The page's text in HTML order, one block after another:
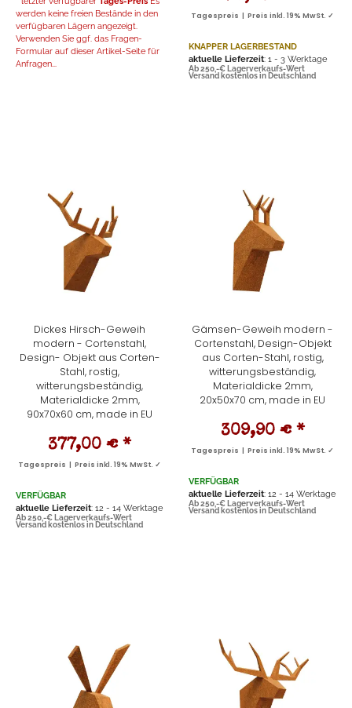
werden keine freien Bestände in den
verfügbaren Lägern angezeigt.
Verwenden Sie ggf. das Fragen-
Formular auf dieser Artikel-Seite für
Anfragen...
Tagespreis | Preis inkl. 19% MwSt. ✓
KNAPPER LAGERBESTAND
aktuelle Lieferzeit: 1 - 3 Werktage
Ab 250,-€ Lagerverkaufs-Wert
Versand kostenlos in Deutschland
Dickes Hirsch-Geweih
modern - Cortenstahl,
Design- Objekt aus Corten-
Stahl, rostig,
witterungsbeständig,
Materialdicke 2mm,
90x70x60 cm, made in EU
377,00 € *
Tagespreis | Preis inkl. 19% MwSt. ✓
VERFÜGBAR
aktuelle Lieferzeit: 12 - 14 Werktage
Ab 250,-€ Lagerverkaufs-Wert
Versand kostenlos in Deutschland
Gämsen-Geweih modern -
Cortenstahl, Design-Objekt
aus Corten-Stahl, rostig,
witterungsbeständig,
Materialdicke 2mm,
20x50x70 cm, made in EU
309,90 € *
Tagespreis | Preis inkl. 19% MwSt. ✓
VERFÜGBAR
aktuelle Lieferzeit: 12 - 14 Werktage
Ab 250,-€ Lagerverkaufs-Wert
Versand kostenlos in Deutschland